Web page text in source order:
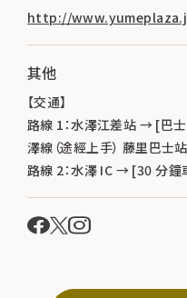
http://
其他
【交通】
路線 1：水澤江差站 → [巴
澤線（途經上手） 藤里巴
路線 2：水澤 IC → [30 分